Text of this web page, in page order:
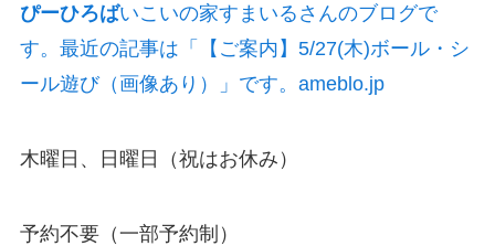
ぴーひろばいこいの家すまいるさんのブログで
す。最近の記事は「【ご案内】5/27(木)ボール・シ
ール遊び（画像あり）」です。ameblo.jp
木曜日、日曜日（祝はお休み）
予約不要（一部予約制）